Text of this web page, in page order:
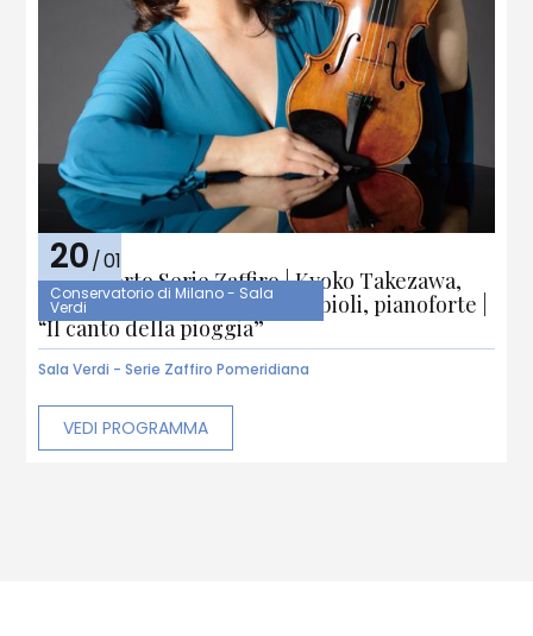
20/01
Conservatorio di Milano - Sala
Verdi
4° Concerto Serie Zaffiro | Kyoko Takezawa,
violino | Edoardo Maria Strabbioli, pianoforte |
“Il canto della pioggia”
Sala Verdi - Serie Zaffiro Pomeridiana
VEDI PROGRAMMA